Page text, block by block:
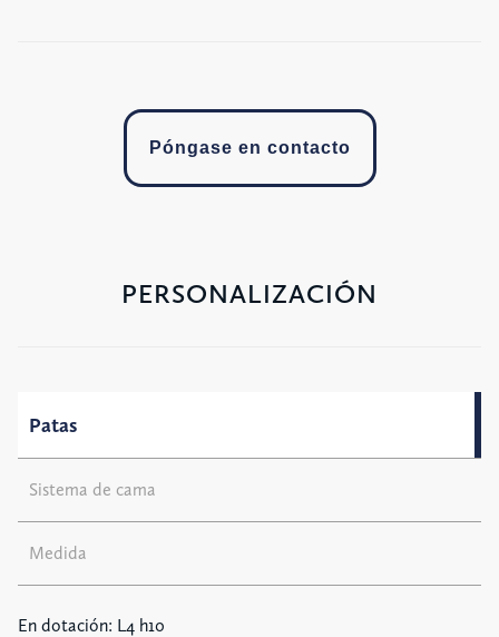
Póngase en contacto
PERSONALIZACIÓN
Patas
Sistema de cama
Medida
En dotación: L4 h10